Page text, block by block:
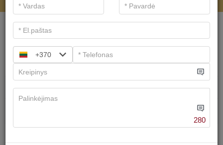
Pagrindiniai filtrai
Privati poilsio erdvė
+370
280